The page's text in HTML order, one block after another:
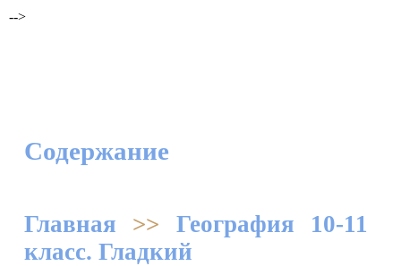
-->
Содержание
Главная >> География 10-11
класс. Гладкий